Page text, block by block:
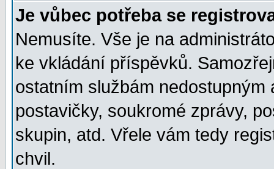
Je vůbec potřeba se
Nemusíte. Vše je na
ke vkládání příspěvků.
ostatním službám
postavičky, soukromé zprávy,
skupin, atd. Vřele vám tedy
chvil.